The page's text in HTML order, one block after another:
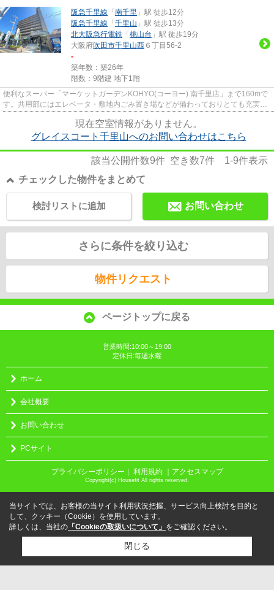
阪急千里線 「 南千里 」駅 徒歩12分
阪急千里線 「 千里山 」駅 徒歩13分
北大阪急行電鉄 「 桃山台 」駅 徒歩19分
大阪府吹田市千里山西 ６丁目56-2
-
築年数：築26年
階数：9階建 地下1階
便利なスーパー「マーケットガーデンKOHYO(コーヨー) 南千里店」まで160mで
す。共用部にはエレベータ・敷地内ごみ置き場などが備わっておりとても充実し
現在空室情報がありません。
グレイスコート千里山へのお問い合わせはこちら
該当公開件数9件 空き数7件 1-9件表示
チェックした物件をまとめて
お問い合わせ
検討リストに追加
さらに条件を絞り込む
物件リクエスト
ページトップに戻る
営業時間:10:00～19:00
定休日:毎週水曜
ホーム
会社概要
お問い合わせ
PCサイト
プライバシーポリシー ｜ 利用規約 ｜アクセスマップ
Copyright(c) Housefit All rights reserved.
当サイトでは、お客様の当サイト利用状況把握、サービス向上検討を目的と
して、クッキー（Cookie）を使用しています。
詳しくは、当社の 「Cookieの取扱いについて」 をご確認ください。
閉じる